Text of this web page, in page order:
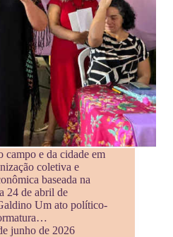
campo e da cidade em
coletiva e
baseada na
24 de abril de
Um ato político-
junho de 2026